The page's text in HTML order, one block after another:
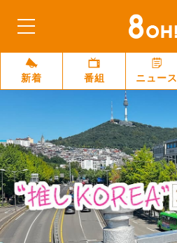
新着 番組 ニュース